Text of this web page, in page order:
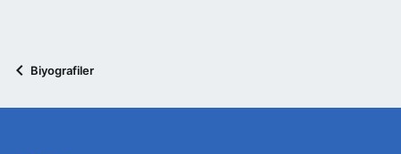
Biyografiler